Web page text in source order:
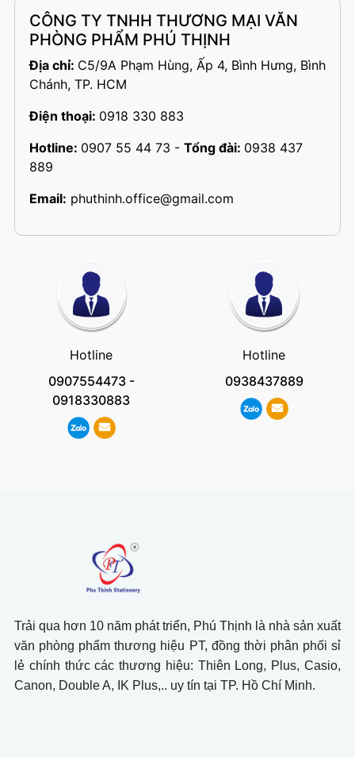
CÔNG TY TNHH THƯƠNG MẠI VĂN
PHÒNG PHẨM PHÚ THỊNH
Địa chỉ: C5/9A Phạm Hùng, Ấp 4, Bình Hưng, Bình
Chánh, TP. HCM
Điện thoại: 0918 330 883
Hotline: 0907 55 44 73 - Tổng đài: 0938 437
889
Email: phuthinh.office@gmail.com
Hotline
0907554473-
0918330883
Hotline
0938437889
Trải qua hơn 10 năm phát triển, Phú Thịnh là nhà sản xuất
văn phòng phẩm thương hiệu PT, đồng thời phân phối sỉ
lẻ chính thức các thương hiệu: Thiên Long, Plus, Casio,
Canon, Double A, IK Plus,.. uy tín tại TP. Hồ Chí Minh.